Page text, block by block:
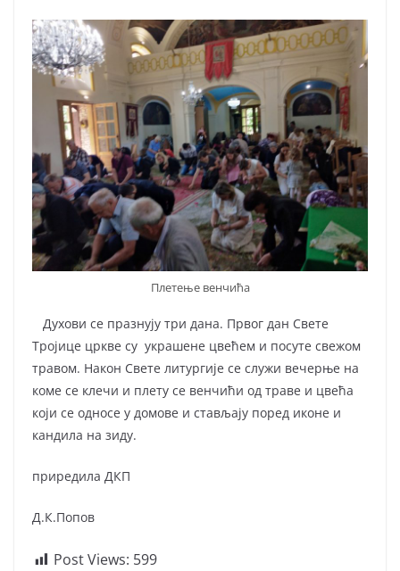
Плетење венчића
Духови се празнују три дана. Првог дан Свете
Тројице цркве су украшене цвећем и посуте свежом
травом. Након Свете литургије се служи вечерње на
коме се клечи и плету се венчићи од траве и цвећа
који се односе у домове и стављају поред иконе и
кандила на зиду.
приредила ДКП
Д.К.Попов
Post Views: 599